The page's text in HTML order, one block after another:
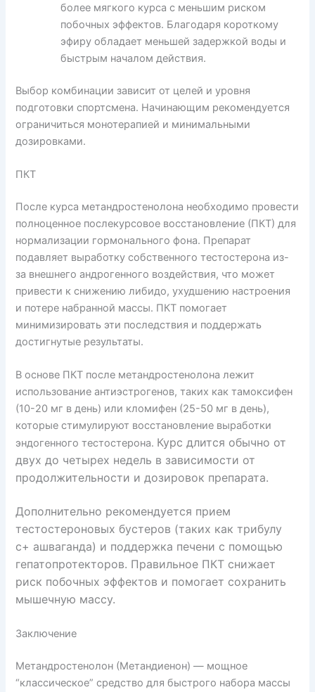
более мягкого курса с меньшим риском
побочных эффектов. Благодаря короткому
эфиру обладает меньшей задержкой воды и
быстрым началом действия.
Выбор комбинации зависит от целей и уровня
подготовки спортсмена. Начинающим рекомендуется
ограничиться монотерапией и минимальными
дозировками.
ПКТ
После курса метандростенолона необходимо провести
полноценное послекурсовое восстановление (ПКТ) для
нормализации гормонального фона. Препарат
подавляет выработку собственного тестостерона из-
за внешнего андрогенного воздействия, что может
привести к снижению либидо, ухудшению настроения
и потере набранной массы. ПКТ помогает
минимизировать эти последствия и поддержать
достигнутые результаты.
В основе ПКТ после метандростенолона лежит
использование антиэстрогенов, таких как тамоксифен
(10-20 мг в день) или кломифен (25-50 мг в день),
которые стимулируют восстановление выработки
эндогенного тестостерона. Курс длится обычно от
двух до четырех недель в зависимости от
продолжительности и дозировок препарата.
Дополнительно рекомендуется прием
тестостероновых бустеров (таких как трибулу
с+ ашваганда) и поддержка печени с помощью
гепатопротекторов. Правильное ПКТ снижает
риск побочных эффектов и помогает сохранить
мышечную массу.
Заключение
Метандростенолон (Метандиенон) — мощное
“классическое” средство для быстрого набора массы